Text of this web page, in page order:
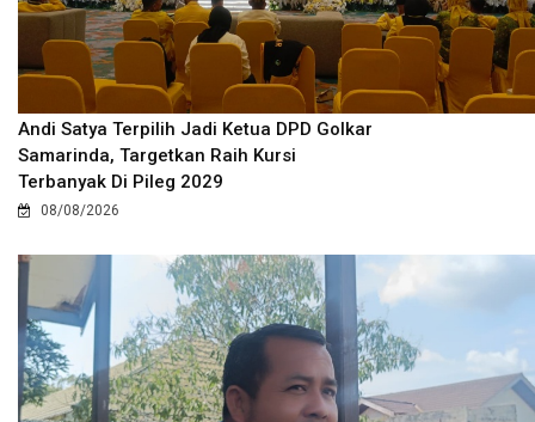
Andi Satya Terpilih Jadi Ketua DPD Golkar
Samarinda, Targetkan Raih Kursi
Terbanyak Di Pileg 2029
08/08/2026